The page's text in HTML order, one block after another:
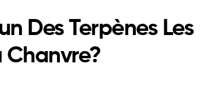
Des Terpènes Les
Chanvre?